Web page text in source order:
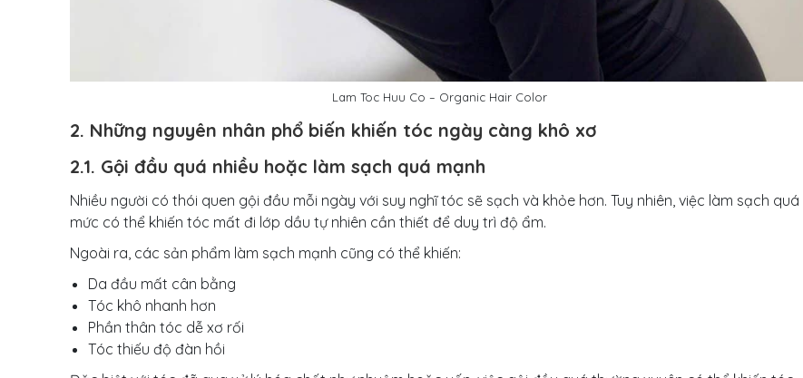
Lam Toc Huu Co – Organic Hair Color
2. Những nguyên nhân phổ biến khiến tóc ngày càng khô xơ
2.1. Gội đầu quá nhiều hoặc làm sạch quá mạnh
Nhiều người có thói quen gội đầu mỗi ngày với suy nghĩ tóc sẽ sạch và khỏe hơn. Tuy nhiên, việc làm sạch quá
mức có thể khiến tóc mất đi lớp dầu tự nhiên cần thiết để duy trì độ ẩm.
Ngoài ra, các sản phẩm làm sạch mạnh cũng có thể khiến:
Da đầu mất cân bằng
Tóc khô nhanh hơn
Phần thân tóc dễ xơ rối
Tóc thiếu độ đàn hồi